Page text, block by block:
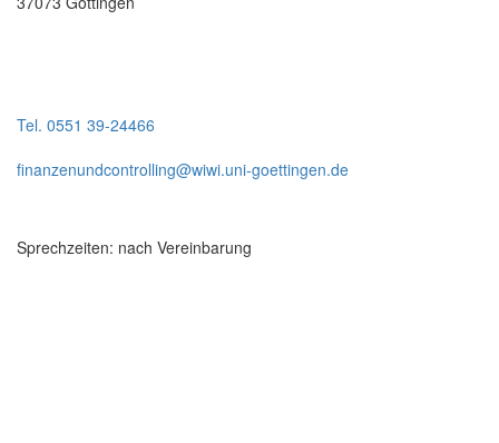
Tel. 0551 39-24466
finanzenundcontrolling@wiwi.uni-goettingen.de
Sprechzeiten: nach Vereinbarung